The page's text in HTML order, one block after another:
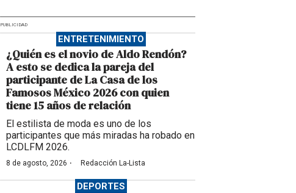
PUBLICIDAD
ENTRETENIMIENTO
¿Quién es el novio de Aldo Rendón?
A esto se dedica la pareja del
participante de La Casa de los
Famosos México 2026 con quien
tiene 15 años de relación
El estilista de moda es uno de los
participantes que más miradas ha robado en
LCDLFM 2026.
8 de agosto, 2026 · Redacción La-Lista
DEPORTES